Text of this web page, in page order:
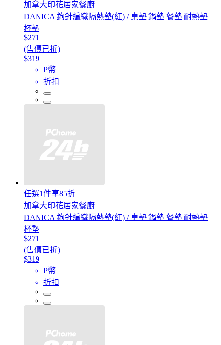
加拿大印花居家餐廚
DANICA 鉤針編織隔熱墊(紅) / 桌墊 鍋墊 餐墊 耐熱墊
杯墊
$271
(售價已折)
$319
P幣
折扣
任選1件享85折
加拿大印花居家餐廚
DANICA 鉤針編織隔熱墊(紅) / 桌墊 鍋墊 餐墊 耐熱墊
杯墊
$271
(售價已折)
$319
P幣
折扣